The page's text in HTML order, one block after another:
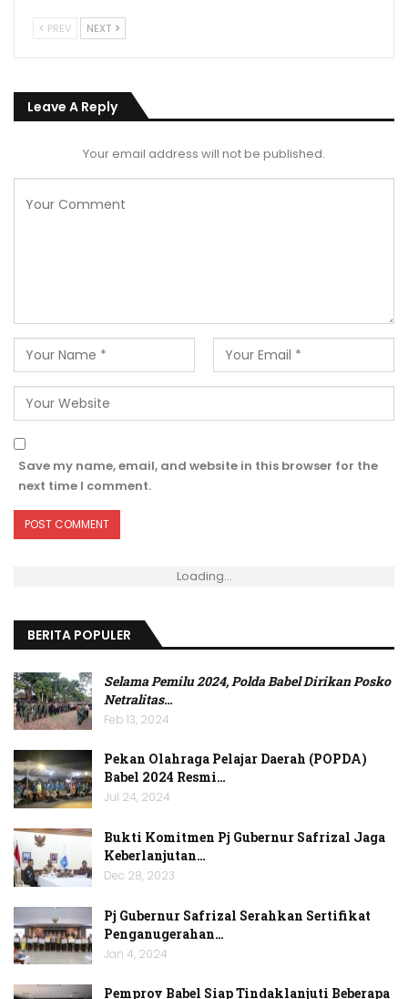
PREV NEXT
Leave A Reply
Your email address will not be published.
Save my name, email, and website in this browser for the
next time I comment.
Loading...
BERITA POPULER
Selama Pemilu 2024, Polda Babel Dirikan Posko
Netralitas…
Feb 13, 2024
Pekan Olahraga Pelajar Daerah (POPDA)
Babel 2024 Resmi…
Jul 24, 2024
Bukti Komitmen Pj Gubernur Safrizal Jaga
Keberlanjutan…
Dec 28, 2023
Pj Gubernur Safrizal Serahkan Sertifikat
Penganugerahan…
Jan 4, 2024
Pemprov Babel Siap Tindaklanjuti Beberapa